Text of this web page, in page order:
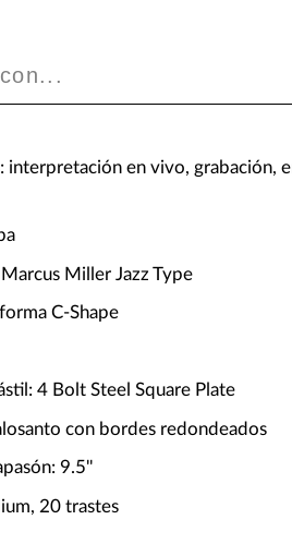
interpretación en vivo, grabación,
Miller Jazz Type
C-Shape
4 Bolt Steel Square Plate
con bordes redondeados
9.5''
20 trastes